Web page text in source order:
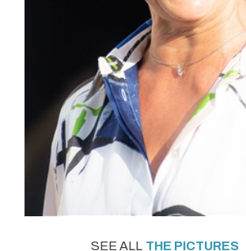
SEE ALL THE PICTURES